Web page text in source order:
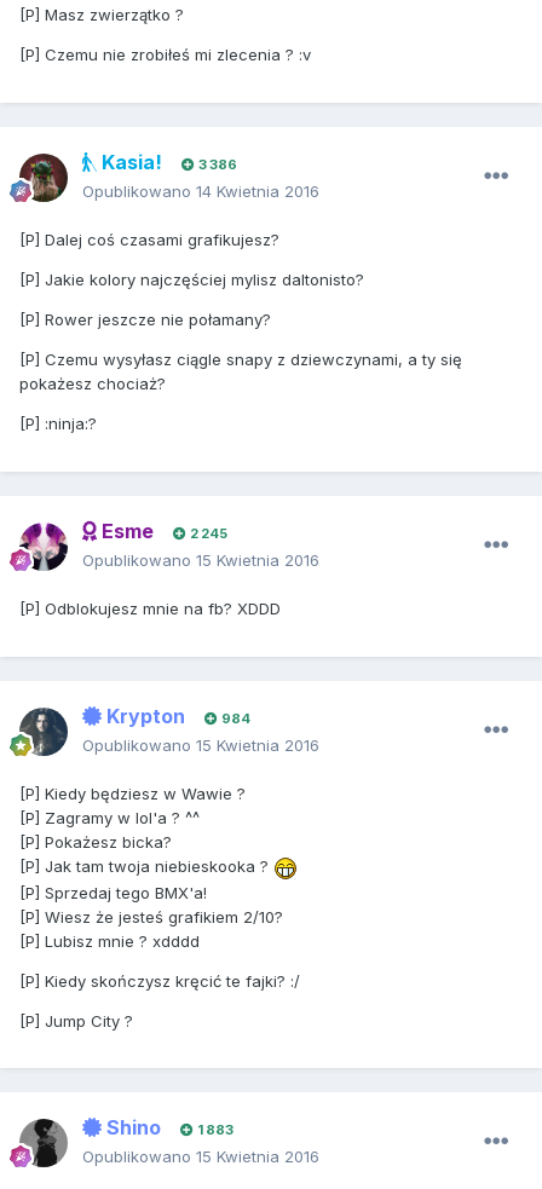
[P] Masz zwierzątko ?
[P] Czemu nie zrobiłeś mi zlecenia ? :v
Kasia! 3 386
Opublikowano 14 Kwietnia 2016
[P] Dalej coś czasami grafikujesz?
[P] Jakie kolory najczęściej mylisz daltonisto?
[P] Rower jeszcze nie połamany?
[P] Czemu wysyłasz ciągle snapy z dziewczynami, a ty się
pokażesz chociaż?
[P] :ninja:?
Esme 2 245
Opublikowano 15 Kwietnia 2016
[P] Odblokujesz mnie na fb? XDDD
Krypton 984
Opublikowano 15 Kwietnia 2016
[P] Kiedy będziesz w Wawie ?
[P] Zagramy w lol'a ? ^^
[P] Pokażesz bicka?
[P] Jak tam twoja niebieskooka ?
[P] Sprzedaj tego BMX'a!
[P] Wiesz że jesteś grafikiem 2/10?
[P] Lubisz mnie ? xdddd
[P] Kiedy skończysz kręcić te fajki? :/
[P] Jump City ?
Shino 1 883
Opublikowano 15 Kwietnia 2016